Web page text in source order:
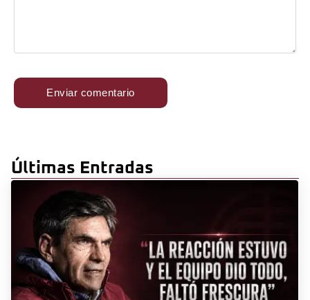
Últimas Entradas